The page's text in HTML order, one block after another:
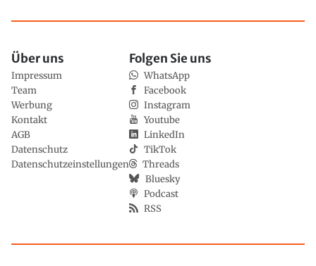
Über uns
Impressum
Team
Werbung
Kontakt
AGB
Datenschutz
Datenschutzeinstellungen
Folgen Sie uns
WhatsApp
Facebook
Instagram
Youtube
LinkedIn
TikTok
Threads
Bluesky
Podcast
RSS